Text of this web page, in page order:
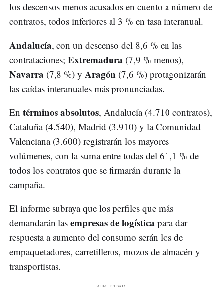
los descensos menos acusados en cuento a número de
contratos, todos inferiores al 3 % en tasa interanual.
Andalucía, con un descenso del 8,6 % en las
contrataciones; Extremadura (7,9 % menos),
Navarra (7,8 %) y Aragón (7,6 %) protagonizarán
las caídas interanuales más pronunciadas.
En términos absolutos, Andalucía (4.710 contratos),
Cataluña (4.540), Madrid (3.910) y la Comunidad
Valenciana (3.600) registrarán los mayores
volúmenes, con la suma entre todas del 61,1 % de
todos los contratos que se firmarán durante la
campaña.
El informe subraya que los perfiles que más
demandarán las empresas de logística para dar
respuesta a aumento del consumo serán los de
empaquetadores, carretilleros, mozos de almacén y
transportistas.